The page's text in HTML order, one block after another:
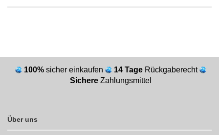
100% sicher einkaufen 14 Tage Rückgaberecht
Sichere Zahlungsmittel
Über uns